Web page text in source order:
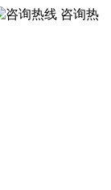
咨询热